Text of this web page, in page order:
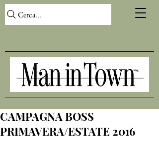
Cerca...
CAMPAGNA BOSS
PRIMAVERA/ESTATE 2016